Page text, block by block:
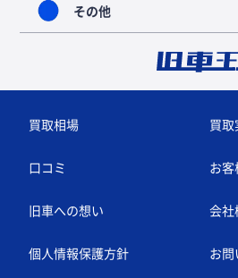
その他
買取相場 買
口コミ お
旧車への想い 会社
個人情報保護方針 お